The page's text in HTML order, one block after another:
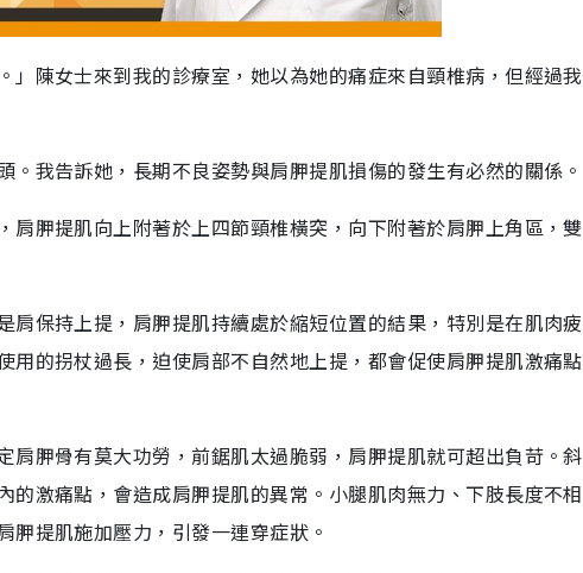
陳女士來到我的診療室，她以為她的痛症來自頸椎病，但經過我
我告訴她，長期不良姿勢與肩胛提肌損傷的發生有必然的關係。
胛提肌向上附著於上四節頸椎橫突，向下附著於肩胛上角區，雙
保持上提，肩胛提肌持續處於縮短位置的結果，特別是在肌肉疲
的拐杖過長，迫使肩部不自然地上提，都會促使肩胛提肌激痛點
胛骨有莫大功勞，前鋸肌太過脆弱，肩胛提肌就可超出負苛。斜
激痛點，會造成肩胛提肌的異常。小腿肌肉無力、下肢長度不相
提肌施加壓力，引發一連穿症狀。